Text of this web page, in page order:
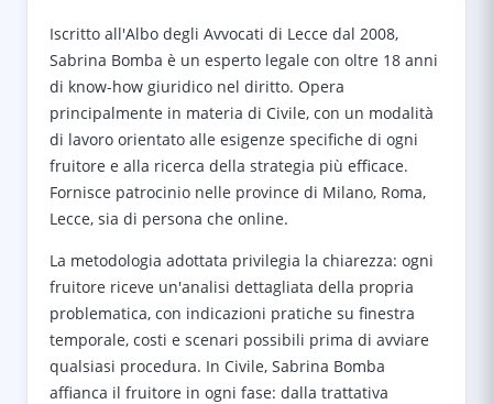
Iscritto all'Albo degli Avvocati di Lecce dal 2008,
Sabrina Bomba è un esperto legale con oltre 18 anni
di know-how giuridico nel diritto. Opera
principalmente in materia di Civile, con un modalità
di lavoro orientato alle esigenze specifiche di ogni
fruitore e alla ricerca della strategia più efficace.
Fornisce patrocinio nelle province di Milano, Roma,
Lecce, sia di persona che online.
La metodologia adottata privilegia la chiarezza: ogni
fruitore riceve un'analisi dettagliata della propria
problematica, con indicazioni pratiche su finestra
temporale, costi e scenari possibili prima di avviare
qualsiasi procedura. In Civile, Sabrina Bomba
affianca il fruitore in ogni fase: dalla trattativa